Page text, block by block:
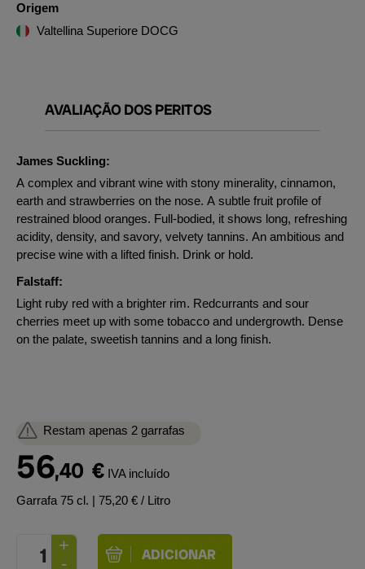
Origem
Valtellina Superiore DOCG
AVALIAÇÃO DOS PERITOS
James Suckling:
A complex and vibrant wine with stony minerality, cinnamon,
earth and strawberries on the nose. A subtle fruit profile of
restrained blood oranges. Full-bodied, it shows long, refreshing
acidity, density, and savory, velvety tannins. An ambitious and
precise wine with a lifted finish. Drink or hold.
Falstaff:
Light ruby red with a brighter rim. Redcurrants and sour
cherries meet up with some tobacco and undergrowth. Dense
on the palate, sweetish tannins and a long finish.
Restam apenas 2 garrafas
56,40 € IVA incluído
Garrafa 75 cl. | 75,20 € / Litro